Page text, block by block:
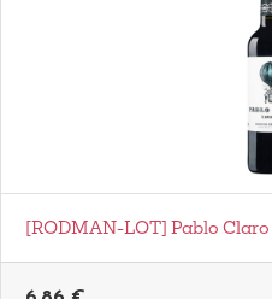
[RODMAN-LOT] Pablo